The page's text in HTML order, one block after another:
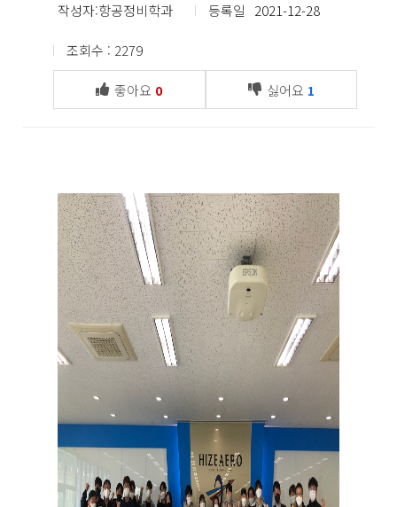
작성자:항공정비학과 등록일 2021-12-28
조회수 : 2279
좋아요 0 싫어요 1